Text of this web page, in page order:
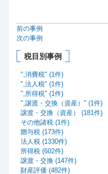
前の事例
次の事例
税目別事例
",消費税" (1件)
",法人税" (1件)
",所得税" (1件)
",譲渡・交換（資産）" (1件)
譲渡・交換（資産） (181件)
その他諸税 (1件)
贈与税 (173件)
法人税 (1330件)
所得税 (602件)
譲渡・交換 (147件)
財産評価 (482件)